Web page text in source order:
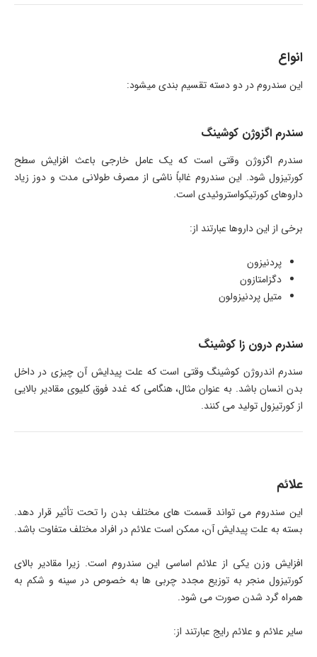
انواع
این سندروم در دو دسته تقسیم بندی میشود:
سندرم اگزوژن کوشینگ
سندرم اگزوژن وقتی است که یک عامل خارجی باعث افزایش سطح
کورتیزول شود. این سندروم غالباً ناشی از مصرف طولانی مدت و دوز زیاد
داروهای کورتیکواستروئیدی است.
برخی از این داروها عبارتند از:
پردنیزون
دگزامتازون
متیل پردنیزولون
سندرم درون زا کوشینگ
سندرم اندروژن کوشینگ وقتی است که علت پیدایش آن چیزی در داخل
بدن انسان باشد. به عنوان مثال، هنگامی که غدد فوق کلیوی مقادیر بالایی
از کورتیزول تولید می کنند.
علائم
این سندروم می تواند قسمت های مختلف بدن را تحت تأثیر قرار دهد.
بسته به علت پیدایش آن، ممکن است علائم در افراد مختلف متفاوت باشد.
افزایش وزن یکی از علائم اساسی این سندروم است. زیرا مقادیر بالای
کورتیزول منجر به توزیع مجدد چربی ها به خصوص در سینه و شکم به
همراه گرد شدن صورت می شود.
سایر علائم و علائم رایج عبارتند از: